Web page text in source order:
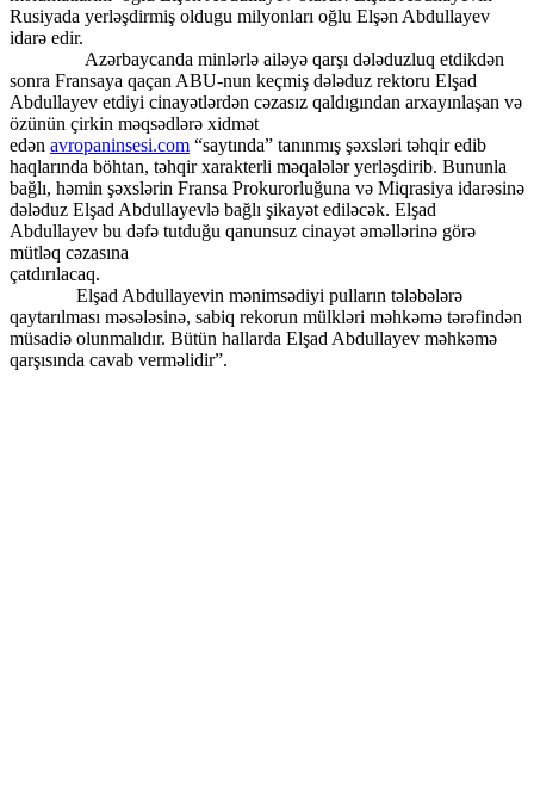
Rusiyada yerləşdirmiş oldugu milyonları oğlu Elşən Abdullayev
idarə edir.
Azərbaycanda minlərlə ailəyə qarşı dələduzluq etdikdən
sonra Fransaya qaçan ABU-nun keçmiş dələduz rektoru Elşad
Abdullayev etdiyi cinayətlərdən cəzasız qaldıgından arxayınlaşan və
özünün çirkin məqsədlərə xidmət
edən avropaninsesi.com “saytında” tanınmış şəxsləri təhqir edib
haqlarında böhtan, təhqir xarakterli məqalələr yerləşdirib. Bununla
bağlı, həmin şəxslərin Fransa Prokurorluğuna və Miqrasiya idarəsinə
dələduz Elşad Abdullayevlə bağlı şikayət ediləcək. Elşad
Abdullayev bu dəfə tutduğu qanunsuz cinayət əməllərinə görə
mütləq cəzasına
çatdırılacaq.
Elşad Abdullayevin mənimsədiyi pulların tələbələrə
qaytarılması məsələsinə, sabiq rekorun mülkləri məhkəmə tərəfindən
müsadiə olunmalıdır. Bütün hallarda Elşad Abdullayev məhkəmə
qarşısında cavab verməlidir”.